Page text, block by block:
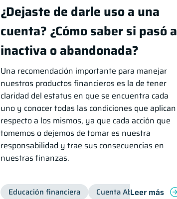
¿Dejaste de darle uso a una
cuenta? ¿Cómo saber si pasó a
inactiva o abandonada?
Una recomendación importante para manejar
nuestros productos financieros es la de tener
claridad del estatus en que se encuentra cada
uno y conocer todas las condiciones que aplican
respecto a los mismos, ya que cada acción que
tomemos o dejemos de tomar es nuestra
responsabilidad y trae sus consecuencias en
nuestras finanzas.
Educación financiera Cuenta Abandonada
Leer más